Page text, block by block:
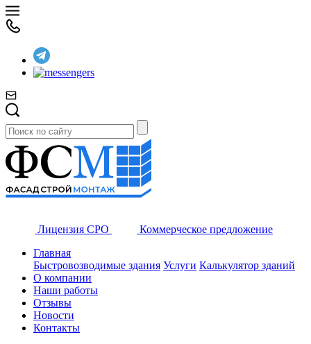
Лицензия СРО
Коммерческое предложение
Главная
Быстровозводимые здания Услуги Калькулятор зданий
О компании
Наши работы
Отзывы
Новости
Контакты